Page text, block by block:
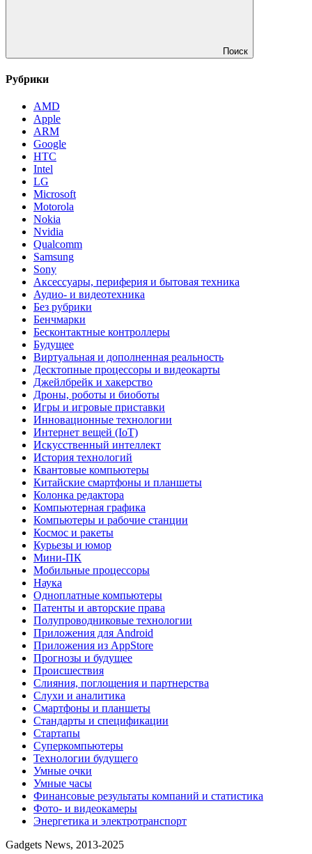
Поиск
Рубрики
AMD
Apple
ARM
Google
HTC
Intel
LG
Microsoft
Motorola
Nokia
Nvidia
Qualcomm
Samsung
Sony
Аксессуары, периферия и бытовая техника
Аудио- и видеотехника
Без рубрики
Бенчмарки
Бесконтактные контроллеры
Будущее
Виртуальная и дополненная реальность
Десктопные процессоры и видеокарты
Джейлбрейк и хакерство
Дроны, роботы и биоботы
Игры и игровые приставки
Инновационные технологии
Интернет вещей (IoT)
Искусственный интеллект
История технологий
Квантовые компьютеры
Китайские смартфоны и планшеты
Колонка редактора
Компьютерная графика
Компьютеры и рабочие станции
Космос и ракеты
Курьезы и юмор
Мини-ПК
Мобильные процессоры
Наука
Одноплатные компьютеры
Патенты и авторские права
Полупроводниковые технологии
Приложения для Android
Приложения из AppStore
Прогнозы и будущее
Происшествия
Слияния, поглощения и партнерства
Слухи и аналитика
Смартфоны и планшеты
Стандарты и спецификации
Стартапы
Суперкомпьютеры
Технологии будущего
Умные очки
Умные часы
Финансовые результаты компаний и статистика
Фото- и видеокамеры
Энергетика и электротранспорт
Gadgets News, 2013-2025